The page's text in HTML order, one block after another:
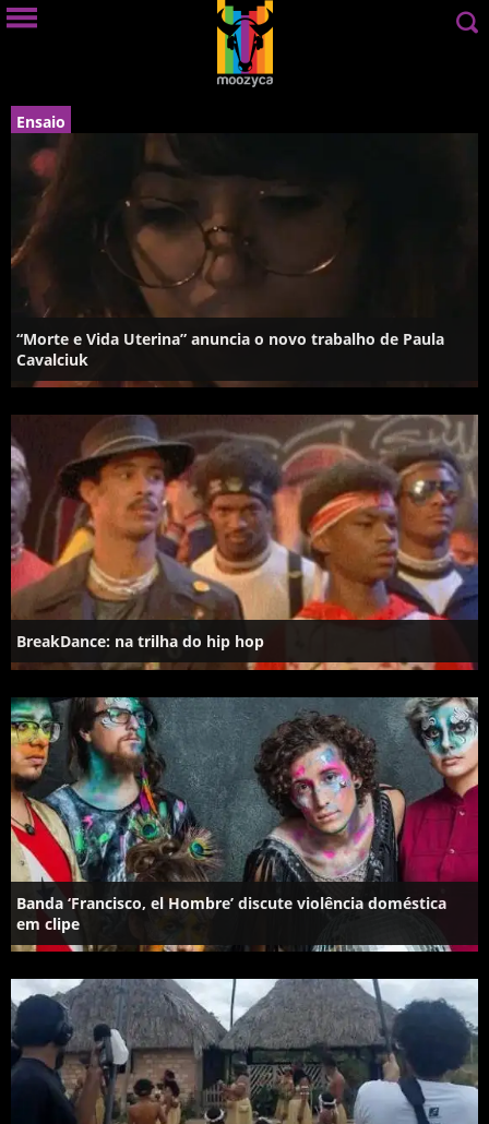
Ensaio
“Morte e Vida Uterina” anuncia o novo trabalho de Paula
Cavalciuk
BreakDance: na trilha do hip hop
Banda ‘Francisco, el Hombre’ discute violência doméstica
em clipe